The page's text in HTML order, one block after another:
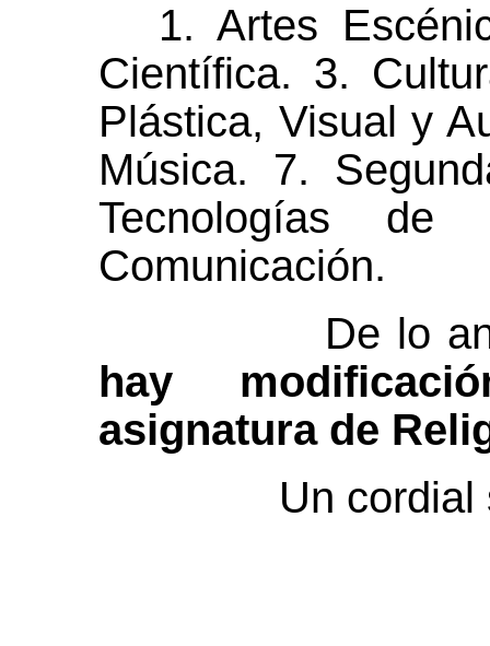
1. Artes
Científica. 3.
Plástica, Visual y
Música. 7.
Tecnologías
Comunicación.
De lo
hay
asignatura de
Un cordial